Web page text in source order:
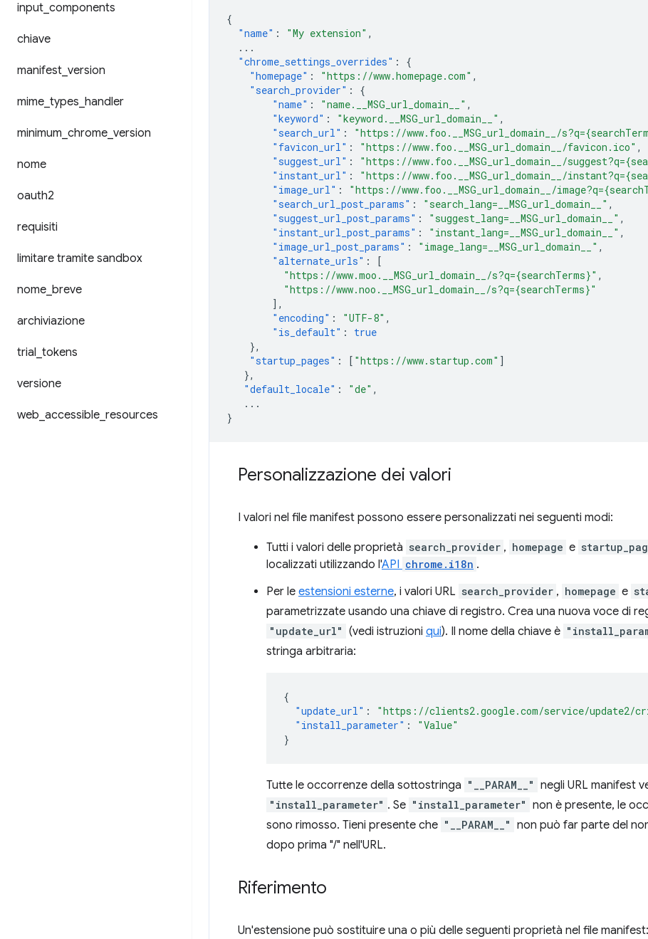
input components
chiave
manifest version
mime types handler
minimum chrome version
nome
oauth2
requisiti
limitare tramite sandbox
nome breve
archiviazione
trial tokens
versione
web accessible resources
{
"name" : "My extension" ,
...
"chrome_settings_overrides" :
{
"homepage" : "https://www.homepage.com" ,
"search_provider" :
{
"name" : "name.__MSG_url_domain__" ,
"keyword" : "keyword.__MSG_url_domain__" ,
"search_url" : "https://www.foo.__MSG_url_domain__/
"favicon_url" : "https://www.foo.__MSG_url_domain__/favicon.ico" ,
"suggest_url" : "https://www.foo.__MSG_url_domain__/
"instant_url" : "https://www.foo.__MSG_url_domain__/
"image_url" : "https://www.foo.__MSG_url_domain__/
"search_url_post_params" : "search_lang=__MSG_url_domain__" ,
"suggest_url_post_params" : "suggest_lang=__MSG_url_domain__" ,
"instant_url_post_params" : "instant_lang=__MSG_url_domain__" ,
"image_url_post_params" : "image_lang=__MSG_url_domain__" ,
"alternate_urls" :
[
"https://www.moo.__MSG_url_domain__/s?q={searchTerms}" ,
"https://www.noo.__MSG_url_domain__/s?q={searchTerms}"
],
"encoding" : "UTF-8" ,
"is_default" :
true
},
"startup_pages" : [ "https://www.startup.com" ]
},
"default_locale" : "de" ,
...
}
Personalizzazione dei valori
I valori nel file manifest possono essere personalizzati nei seguenti modi:
Tutti i valori delle proprietà search_provider , homepage e
localizzati utilizzando l'API chrome.i18n .
Per le estensioni esterne, i valori URL search_provider , homepage e
parametrizzate usando una chiave di registro. Crea una nuova voce di
"update_url" (vedi istruzioni qui). Il nome della chiave è
stringa arbitraria:
{
"update_url" : "https://clients2.google.com/service/update2/
"install_parameter" :
"Value"
}
Tutte le occorrenze della sottostringa "__PARAM__" negli URL manifest
"install_parameter" . Se "install_parameter" non è presente, le
sono rimosso. Tieni presente che "__PARAM__" non può far parte del
dopo prima "/" nell'URL.
Riferimento
Un'estensione può sostituire una o più delle seguenti proprietà nel file manifest: